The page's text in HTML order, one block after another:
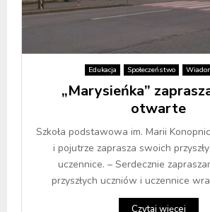
Edukacja Społeczeństwo
„Marysieńka”
otwarte
Szkoła podstawowa im. Marii
i pojutrze zaprasza swoich
uczennice. – Serdecznie
przyszłych uczniów i uczennice
Czytaj więcej